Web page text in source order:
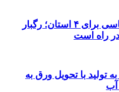
هشدار نارنجی هواشناسی برای ۴ استان؛ رگبار
راه است
تولید با تحویل ورق به
آب